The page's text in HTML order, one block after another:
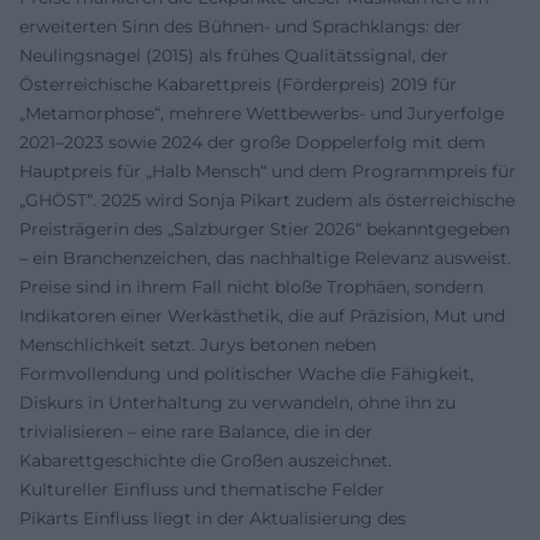
erweiterten Sinn des Bühnen- und Sprachklangs: der
Neulingsnagel (2015) als frühes Qualitätssignal, der
Österreichische Kabarettpreis (Förderpreis) 2019 für
„Metamorphose“, mehrere Wettbewerbs- und Juryerfolge
2021–2023 sowie 2024 der große Doppelerfolg mit dem
Hauptpreis für „Halb Mensch“ und dem Programmpreis für
„GHÖST“. 2025 wird Sonja Pikart zudem als österreichische
Preisträgerin des „Salzburger Stier 2026“ bekanntgegeben
– ein Branchenzeichen, das nachhaltige Relevanz ausweist.
Preise sind in ihrem Fall nicht bloße Trophäen, sondern
Indikatoren einer Werkästhetik, die auf Präzision, Mut und
Menschlichkeit setzt. Jurys betonen neben
Formvollendung und politischer Wache die Fähigkeit,
Diskurs in Unterhaltung zu verwandeln, ohne ihn zu
trivialisieren – eine rare Balance, die in der
Kabarettgeschichte die Großen auszeichnet.
Kultureller Einfluss und thematische Felder
Pikarts Einfluss liegt in der Aktualisierung des